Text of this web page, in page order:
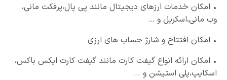
• امکان خدمات ارزهای دیجیتال مانند پی پال،پرفکت مانی،
وب مانی،اسکریل و …
• امکان افتتاح و شارژ حساب های ارزی
• امکان ارائه انواع گیفت کارت مانند گیفت کارت ایکس باکس،
اسکایپ،پلی استیشن و …